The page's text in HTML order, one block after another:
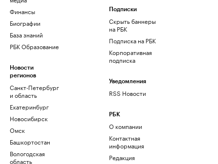
Финансы
Биографии
База знаний
РБК Образование
Новости
регионов
Санкт-Петербург
и область
Екатеринбург
Новосибирск
Омск
Башкортостан
Вологодская
область
Подписки
Скрыть баннеры
на РБК
Подписка на РБК
Корпоративная
подписка
Уведомления
RSS Новости
РБК
О компании
Контактная
информация
Редакция